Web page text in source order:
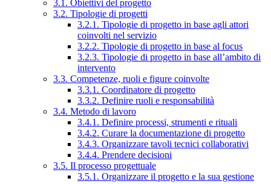
3.1. Obiettivi del progetto
3.2. Tipologie di progetti
3.2.1. Tipologie di progetto in base agli attori
coinvolti nel servizio
3.2.2. Tipologie di progetto in base al focus
3.2.3. Tipologie di progetto in base all’ambito di
intervento
3.3. Competenze, ruoli e figure coinvolte
3.3.1. Coordinatore di progetto
3.3.2. Definire ruoli e responsabilità
3.4. Metodo di lavoro
3.4.1. Definire processi, strumenti e rituali
3.4.2. Curare la documentazione di progetto
3.4.3. Organizzare tavoli tecnici collaborativi
3.4.4. Prendere decisioni
3.5. Il processo progettuale
3.5.1. Organizzare il progetto e la sua gestione